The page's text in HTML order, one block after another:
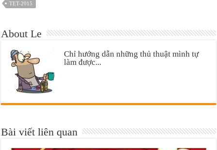
TET-2015
About Le
Chỉ hướng dẫn những thủ thuật mình tự
làm được...
Bài viết liên quan